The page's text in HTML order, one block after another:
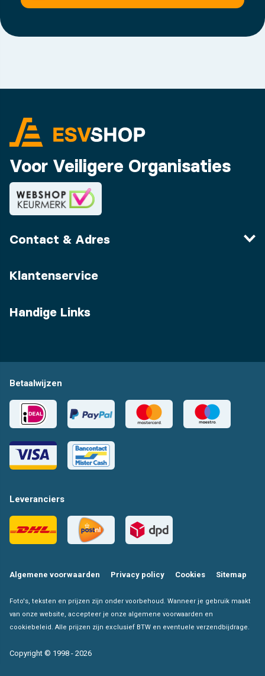
Voor Veiligere Organisaties
Contact & Adres
Klantenservice
Handige Links
Betaalwijzen
Leveranciers
Algemene voorwaarden Privacy policy Cookies Sitemap
Foto's, teksten en prijzen zijn onder voorbehoud. Wanneer je gebruik maakt
van onze website, accepteer je onze algemene voorwaarden en
cookiebeleid. Alle prijzen zijn exclusief BTW en eventuele verzendbijdrage.
Copyright © 1998 - 2026